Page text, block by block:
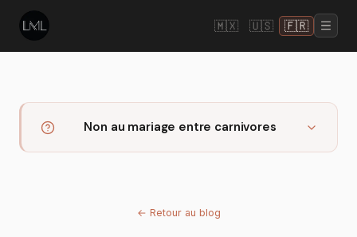
🇲🇽 🇺🇸 🇫🇷
Non au mariage entre carnivores
← Retour au blog